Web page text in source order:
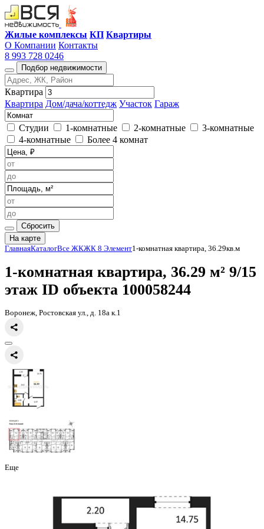
Жилые комплексы КП Квартиры
О Компании Контакты
8 993 728 0246
Подбор недвижимости
Квартира
Квартира Дом/дача/коттедж Участок Гараж
Студии 1-комнатные 2-комнатные
3-комнатные
4-комнатные
Более 4 комнат
Сбросить
На карте
Главная КаталогВсе ЖКЖК 8 Элемент
1-комнатная квартира, 36.29
этаж
Воронеж, Ростовская ул., д. 18а к.1